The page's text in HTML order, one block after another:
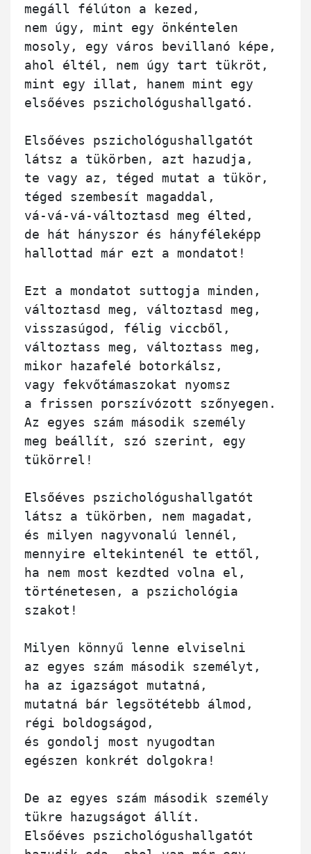
megáll félúton a kezed,
nem úgy, mint egy önkéntelen
mosoly, egy város bevillanó képe,
ahol éltél, nem úgy tart tükröt,
mint egy illat, hanem mint egy
elsőéves pszichológushallgató.
Elsőéves pszichológushallgatót
látsz a tükörben, azt hazudja,
te vagy az, téged mutat a tükör,
téged szembesít magaddal,
vá-vá-vá-változtasd meg élted,
de hát hányszor és hányféleképp
hallottad már ezt a mondatot!
Ezt a mondatot suttogja minden,
változtasd meg, változtasd meg,
visszasúgod, félig viccből,
változtass meg, változtass meg,
mikor hazafelé botorkálsz,
vagy fekvőtámaszokat nyomsz
a frissen porszívózott szőnyegen.
Az egyes szám második személy
meg beállít, szó szerint, egy
tükörrel!
Elsőéves pszichológushallgatót
látsz a tükörben, nem magadat,
és milyen nagyvonalú lennél,
mennyire eltekintenél te ettől,
ha nem most kezdted volna el,
történetesen, a pszichológia
szakot!
Milyen könnyű lenne elviselni
az egyes szám második személyt,
ha az igazságot mutatná,
mutatná bár legsötétebb álmod,
régi boldogságod,
és gondolj most nyugodtan
egészen konkrét dolgokra!
De az egyes szám második személy
tükre hazugságot állít.
Elsőéves pszichológushallgatót